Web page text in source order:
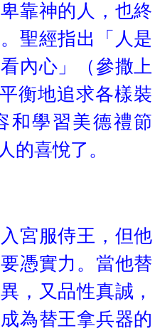
靠神的人，也終
聖經指出「人是
內心」（參撒上
衡地追求各樣裝
和學習美德禮節
的喜悅了。
宮服侍王，但他
憑實力。當他替
，又品性真誠，
為替王拿兵器的